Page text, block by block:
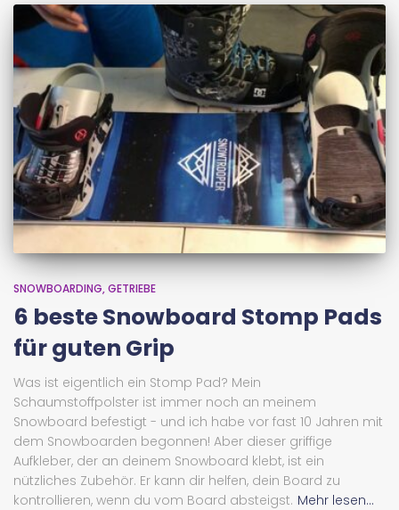
SNOWBOARDING GETRIEBE
6 beste Snowboard Stomp Pads
für guten Grip
Was ist eigentlich ein Stomp Pad? Mein
Schaumstoffpolster ist immer noch an meinem
Snowboard befestigt - und ich habe vor fast 10 Jahren mit
dem Snowboarden begonnen! Aber dieser griffige
Aufkleber, der an deinem Snowboard klebt, ist ein
nützliches Zubehör. Er kann dir helfen, dein Board zu
kontrollieren, wenn du vom Board absteigst. Mehr lesen...